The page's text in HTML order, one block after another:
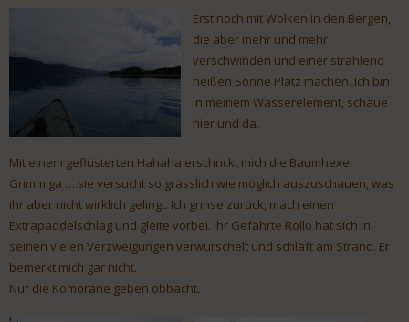
Erst noch mit Wolken in den Bergen,
die aber mehr und mehr
verschwinden und einer strahlend
heißen Sonne Platz machen. Ich bin
in meinem Wasserelement, schaue
hier und da.
Mit einem geflüsterten Hahaha erschrickt mich die Baumhexe
Grimmiga ….sie versucht so grässlich wie möglich auszuschauen, was
ihr aber nicht wirklich gelingt. Ich grinse zurück, mach einen
Extrapaddelschlag und gleite vorbei. Ihr Gefährte Rollo hat sich in
seinen vielen Verzweigungen verwurschelt und schläft am Strand. Er
bemerkt mich gar nicht.
Nur die Komorane geben obbacht.